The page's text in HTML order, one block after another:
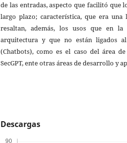
de las entradas, aspecto que facilitó que
largo plazo; característica, que era
resaltan, además, los usos que en
arquitectura y que no están ligados
(Chatbots), como es el caso del área
SecGPT, ente otras áreas de desarrollo y
Descargas